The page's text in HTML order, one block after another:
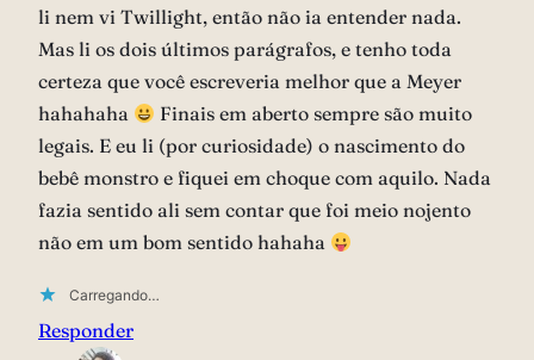
li nem vi Twillight, então não ia entender nada.
Mas li os dois últimos parágrafos, e tenho toda
certeza que você escreveria melhor que a Meyer
hahahaha
Finais em aberto sempre são muito
legais. E eu li (por curiosidade) o nascimento do
bebê monstro e fiquei em choque com aquilo. Nada
fazia sentido ali sem contar que foi meio nojento
não em um bom sentido hahaha
Carregando…
Responder